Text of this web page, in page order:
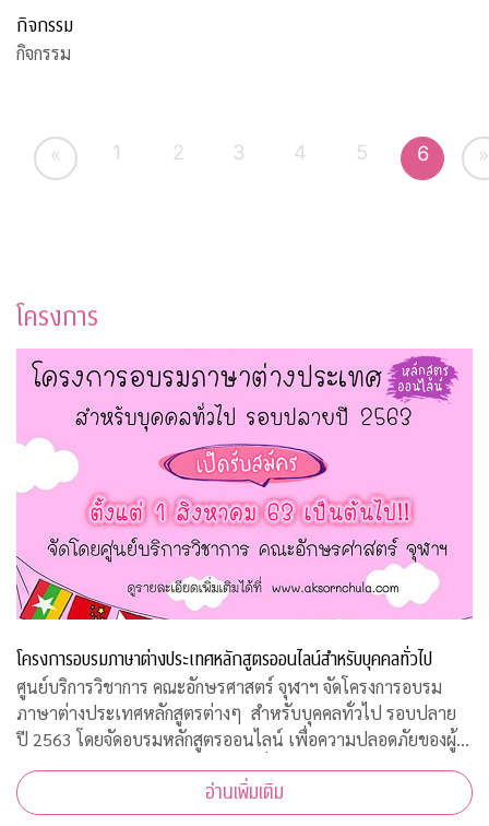
กิจกรรม
กิจกรรม
« 1 2 3 4 5 6 »
โครงการ
โครงการอบรมภาษาต่างประเทศหลักสูตรออนไลน์สำหรับบุคคลทั่วไป
ศูนย์บริการวิชาการ คณะอักษรศาสตร์ จุฬาฯ จัดโครงการอบรม
ภาษาต่างประเทศหลักสูตรต่างๆ สำหรับบุคคลทั่วไป รอบปลาย
ปี 2563 โดยจัดอบรมหลักสูตรออนไลน์ เพื่อความปลอดภัยของผู้
สอนและผู้เข้าร่วมการอบรมทุกคนเนื่องจากสถานการณ์โควิด-19
ทำให้ไม่สามารถจัดอบรมในห้องเรียนรูป
อ่านเพิ่มเติม